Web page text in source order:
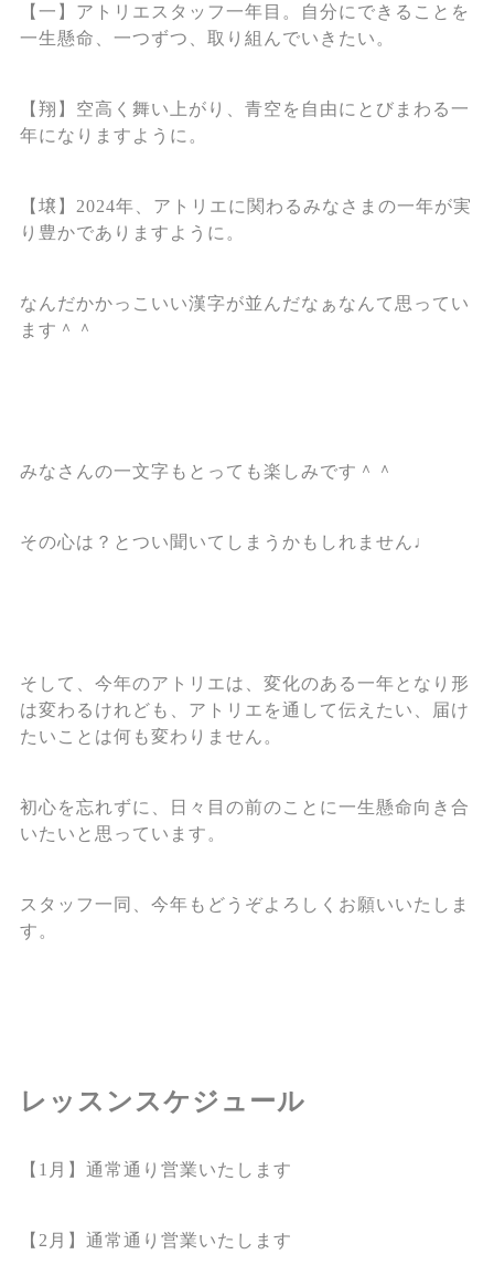
【一】アトリエスタッフ一年目。自分にできることを
一生懸命、一つずつ、取り組んでいきたい。
【翔】空高く舞い上がり、青空を自由にとびまわる一
年になりますように。
【壌】2024年、アトリエに関わるみなさまの一年が実
り豊かでありますように。
なんだかかっこいい漢字が並んだなぁなんて思ってい
ます＾＾
みなさんの一文字もとっても楽しみです＾＾
その心は？とつい聞いてしまうかもしれません♩
そして、今年のアトリエは、変化のある一年となり形
は変わるけれども、アトリエを通して伝えたい、届け
たいことは何も変わりません。
初心を忘れずに、日々目の前のことに一生懸命向き合
いたいと思っています。
スタッフ一同、今年もどうぞよろしくお願いいたしま
す。
レッスンスケジュール
【1月】通常通り営業いたします
【2月】通常通り営業いたします